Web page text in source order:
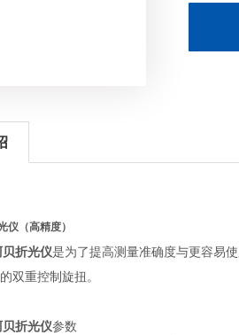
仪（高精度）
折光仪是为了提高测量准确度与更容易
双重控制旋扭。
折光仪参数